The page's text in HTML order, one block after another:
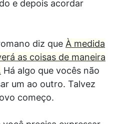
e depois acordar
diz que À medida
as coisas de maneira
Há algo que vocês não
um ao outro. Talvez
começo.